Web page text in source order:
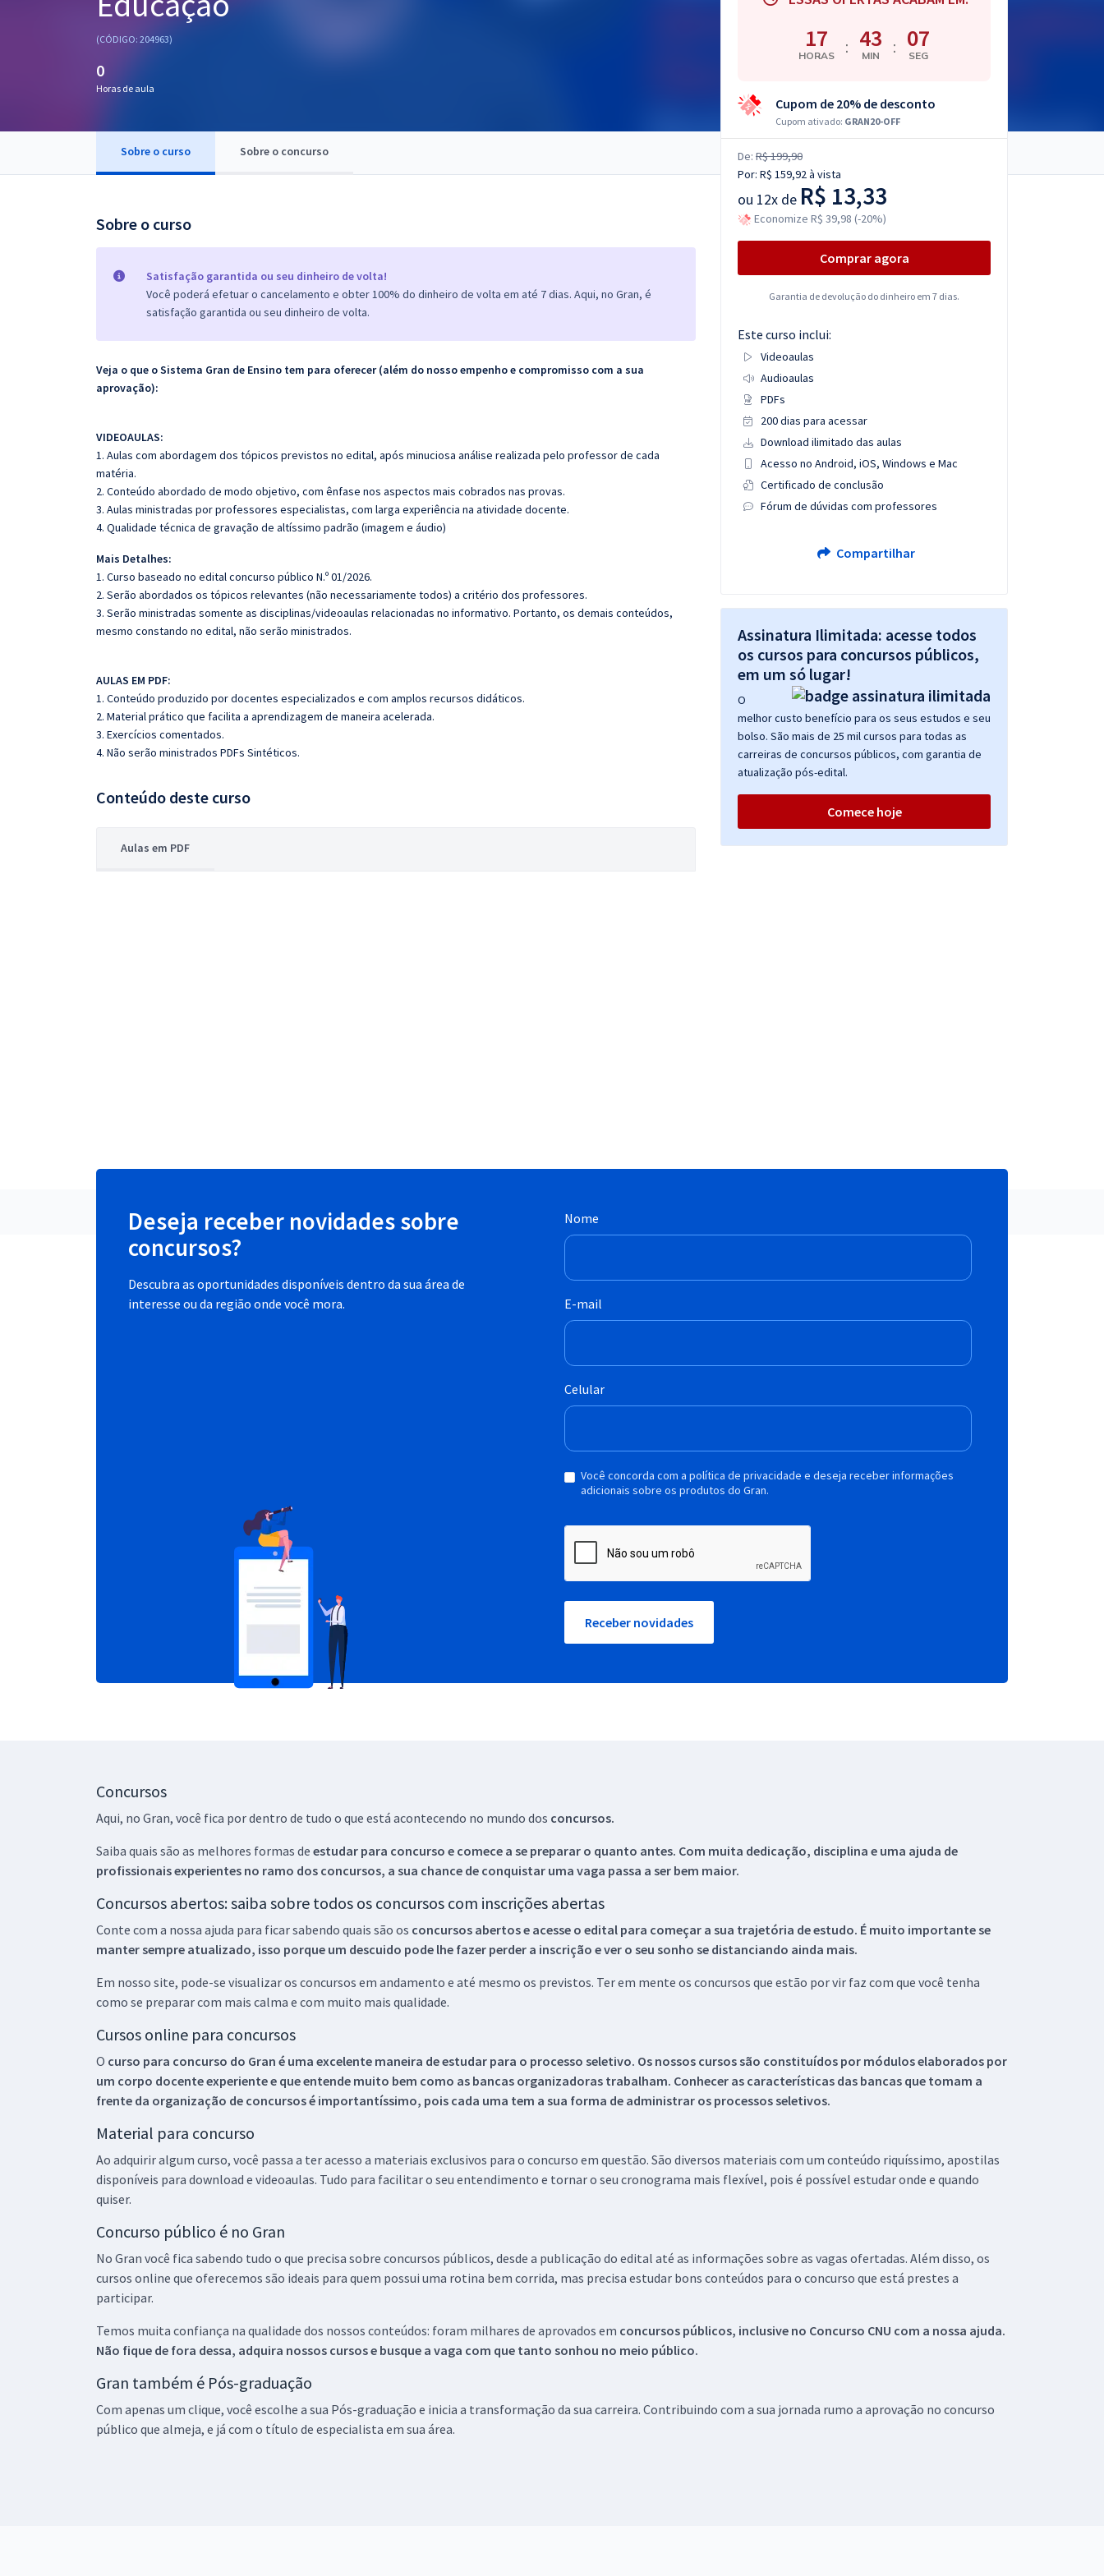
Questões grátis
(CÓDIGO: 204963)
0
Horas de aula
Sobre o curso Sobre o concurso
Sobre o curso
Satisfação garantida ou seu dinheiro de volta!
Você poderá efetuar o cancelamento e obter 100% do dinheiro de volta em até 7 dias. Aqui, no Gran, é
satisfação garantida ou seu dinheiro de volta.
Veja o que o Sistema Gran de Ensino tem para oferecer (além do nosso empenho e compromisso com a sua
aprovação):
VIDEOAULAS:
1. Aulas com abordagem dos tópicos previstos no edital, após minuciosa análise realizada pelo professor de cada
matéria.
2. Conteúdo abordado de modo objetivo, com ênfase nos aspectos mais cobrados nas provas.
3. Aulas ministradas por professores especialistas, com larga experiência na atividade docente.
4. Qualidade técnica de gravação de altíssimo padrão (imagem e áudio)
Mais Detalhes:
1. Curso baseado no edital concurso público N.º 01/2026.
2. Serão abordados os tópicos relevantes (não necessariamente todos) a critério dos professores.
3. Serão ministradas somente as disciplinas/videoaulas relacionadas no informativo. Portanto, os demais conteúdos,
mesmo constando no edital, não serão ministrados.
AULAS EM PDF:
1. Conteúdo produzido por docentes especializados e com amplos recursos didáticos.
2. Material prático que facilita a aprendizagem de maneira acelerada.
3. Exercícios comentados.
4. Não serão ministrados PDFs Sintéticos.
Conteúdo deste curso
Aulas em PDF
17
HORAS : 43
MIN : 06
SEG
Cupom de 20% de desconto
Cupom ativado: GRAN20-OFF
De: R$ 199,90
Por: R$ 159,92à vista
ou 12x de R$ 13,33
Economize R$ 39,98 (-20%)
Comprar agora
Garantia de devolução do dinheiro em 7 dias.
Este curso inclui:
Videoaulas
Audioaulas
PDFs
200 dias para acessar
Download ilimitado das aulas
Acesso no Android, iOS, Windows e Mac
Certificado de conclusão
Fórum de dúvidas com professores
Compartilhar
Assinatura Ilimitada: acesse todos
os cursos para concursos públicos,
em um só lugar!
O
melhor custo benefício para os seus estudos e seu
bolso. São mais de 25 mil cursos para todas as
carreiras de concursos públicos, com garantia de
atualização pós-edital.
Comece hoje
Deseja receber novidades sobre
concursos?
Descubra as oportunidades disponíveis dentro da sua área de
interesse ou da região onde você mora.
Nome
E-mail
Celular
Você concorda com a política de privacidade e deseja receber informações
adicionais sobre os produtos do Gran.
Receber novidades
Concursos
Aqui, no Gran, você fica por dentro de tudo o que está acontecendo no mundo dos concursos.
Saiba quais são as melhores formas de estudar para concurso e comece a se preparar o quanto antes. Com muita dedicação, disciplina e uma ajuda de
profissionais experientes no ramo dos concursos, a sua chance de conquistar uma vaga passa a ser bem maior.
Concursos abertos: saiba sobre todos os concursos com inscrições abertas
Conte com a nossa ajuda para ficar sabendo quais são os concursos abertos e acesse o edital para começar a sua trajetória de estudo. É muito importante se
manter sempre atualizado, isso porque um descuido pode lhe fazer perder a inscrição e ver o seu sonho se distanciando ainda mais.
Em nosso site, pode-se visualizar os concursos em andamento e até mesmo os previstos. Ter em mente os concursos que estão por vir faz com que você tenha
como se preparar com mais calma e com muito mais qualidade.
Cursos online para concursos
O curso para concurso do Gran é uma excelente maneira de estudar para o processo seletivo. Os nossos cursos são constituídos por módulos elaborados por
um corpo docente experiente e que entende muito bem como as bancas organizadoras trabalham. Conhecer as características das bancas que tomam a
frente da organização de concursos é importantíssimo, pois cada uma tem a sua forma de administrar os processos seletivos.
Material para concurso
Ao adquirir algum curso, você passa a ter acesso a materiais exclusivos para o concurso em questão. São diversos materiais com um conteúdo riquíssimo, apostilas
disponíveis para download e videoaulas. Tudo para facilitar o seu entendimento e tornar o seu cronograma mais flexível, pois é possível estudar onde e quando
quiser.
Concurso público é no Gran
No Gran você fica sabendo tudo o que precisa sobre concursos públicos, desde a publicação do edital até as informações sobre as vagas ofertadas. Além disso, os
cursos online que oferecemos são ideais para quem possui uma rotina bem corrida, mas precisa estudar bons conteúdos para o concurso que está prestes a
participar.
Temos muita confiança na qualidade dos nossos conteúdos: foram milhares de aprovados em concursos públicos, inclusive no Concurso CNU com a nossa ajuda.
Não fique de fora dessa, adquira nossos cursos e busque a vaga com que tanto sonhou no meio público.
Gran também é Pós-graduação
Com apenas um clique, você escolhe a sua Pós-graduação e inicia a transformação da sua carreira. Contribuindo com a sua jornada rumo a aprovação no concurso
público que almeja, e já com o título de especialista em sua área.